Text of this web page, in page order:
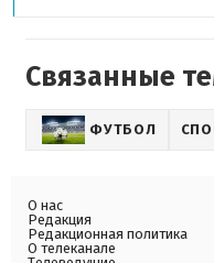
Связанные
ФУТБОЛ
О нас
Редакция
Редакционная политика
О телеканале